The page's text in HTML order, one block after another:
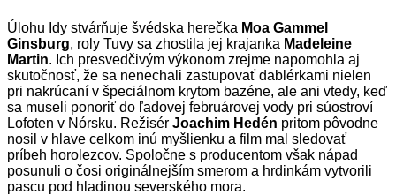
Úlohu Idy stvárňuje švédska herečka Moa Gammel
Ginsburg, roly Tuvy sa zhostila jej krajanka Madeleine
Martin. Ich presvedčivým výkonom zrejme napomohla aj
skutočnosť, že sa nenechali zastupovať dablérkami nielen
pri nakrúcaní v špeciálnom krytom bazéne, ale ani vtedy, keď
sa museli ponoriť do ľadovej februárovej vody pri súostroví
Lofoten v Nórsku. Režisér Joachim Hedén pritom pôvodne
nosil v hlave celkom inú myšlienku a film mal sledovať
príbeh horolezcov. Spoločne s producentom však nápad
posunuli o čosi originálnejším smerom a hrdinkám vytvorili
pascu pod hladinou severského mora.